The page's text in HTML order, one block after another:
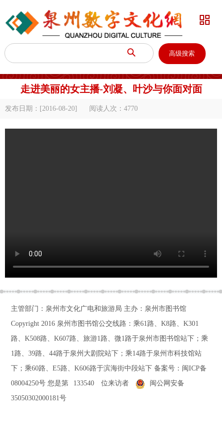
 高级搜索

走进美丽的女主播-刘凝、叶沙与你面对面
发布日期：[2016-08-20] 阅读人次： 4770
主管部门：泉州市文化广电和旅游局 主办：泉州市图书馆
Copyright 2016 泉州市图书馆公交线路：乘61路、K8路、K301
路、K508路、K607路、旅游1路、微1路于泉州市图书馆站下；乘
1路、39路、44路于泉州大剧院站下；乘14路于泉州市科技馆站
下；乘60路、E5路、K606路于滨海街中段站下备案号： 闽ICP备
08004250号 您是第 133540 位来访者
闽公网安备
35050302000181号